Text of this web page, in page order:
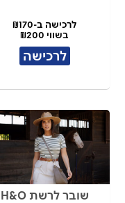
לרכישה ב-₪170
בשווי ₪200
לרכישה
שובר לרשת H&O